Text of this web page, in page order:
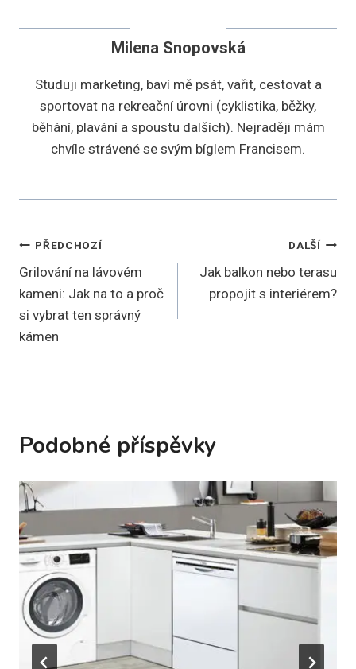
Milena Snopovská
Studuji marketing, baví mě psát, vařit, cestovat a
sportovat na rekreační úrovni (cyklistika, běžky,
běhání, plavání a spoustu dalších). Nejraději mám
chvíle strávené se svým bíglem Francisem.
Navigace
pro
příspěvek
PŘEDCHOZÍ
Grilování na lávovém
kameni: Jak na to a proč
si vybrat ten správný
kámen
DALŠÍ
Jak balkon nebo terasu
propojit s interiérem?
Podobné příspěvky